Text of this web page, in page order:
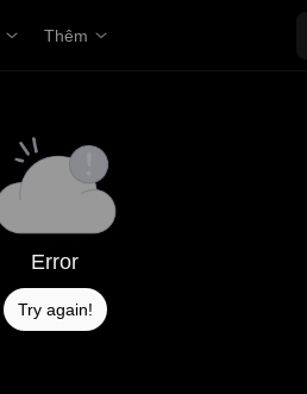
Thêm
Error
Try again!